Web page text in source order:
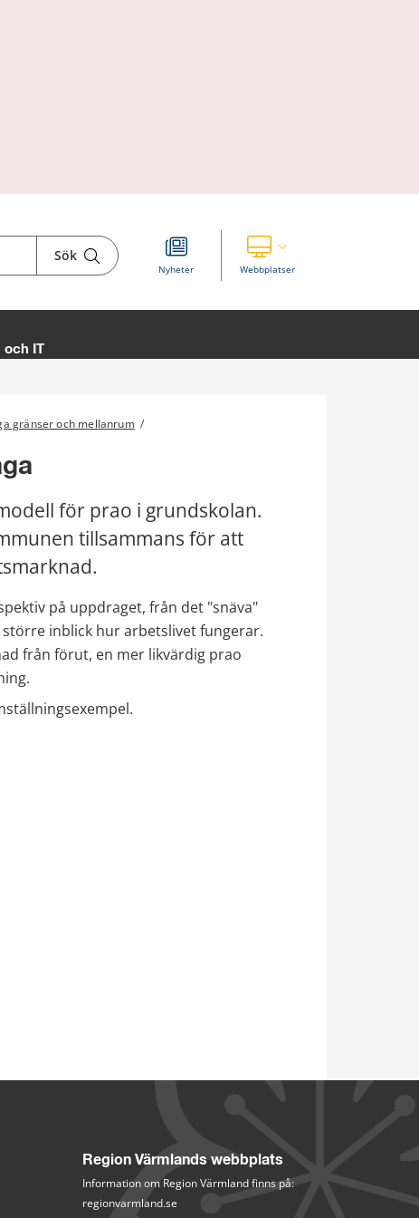
Sök
Nyheter WebbplatserVisa våra andra webbplatser
och IT
gränser och mellanrum /
för prao i grundskolan.
tillsammans för att
på uppdraget, från det "snäva"
inblick hur arbetslivet fungerar.
från förut, en mer likvärdig prao
Region Värmlands webbplats
Information om Region Värmland finns på:
regionvarmland.se